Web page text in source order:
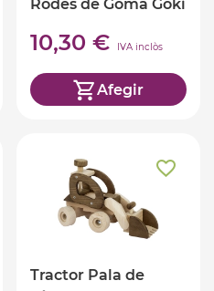
Rodes de Goma Goki
10,30 € IVA inclòs
Afegir
Tractor Pala de